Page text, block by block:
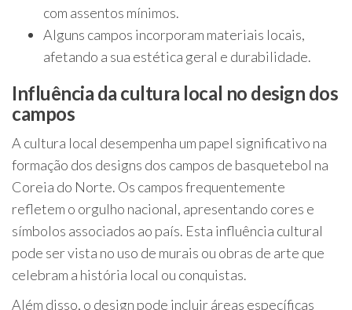
com assentos mínimos.
Alguns campos incorporam materiais locais,
afetando a sua estética geral e durabilidade.
Influência da cultura local no design dos
campos
A cultura local desempenha um papel significativo na
formação dos designs dos campos de basquetebol na
Coreia do Norte. Os campos frequentemente
refletem o orgulho nacional, apresentando cores e
símbolos associados ao país. Esta influência cultural
pode ser vista no uso de murais ou obras de arte que
celebram a história local ou conquistas.
Além disso, o design pode incluir áreas específicas